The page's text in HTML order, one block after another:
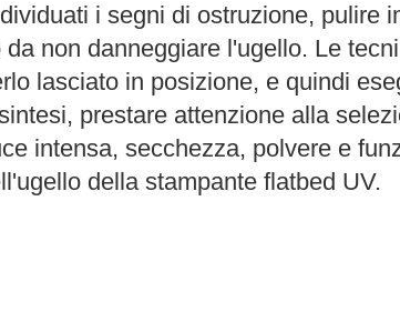
i segni di ostruzione, pulire
non danneggiare l'ugello. Le
lasciato in posizione, e quindi
prestare attenzione alla
intensa, secchezza, polvere e
della stampante flatbed UV.